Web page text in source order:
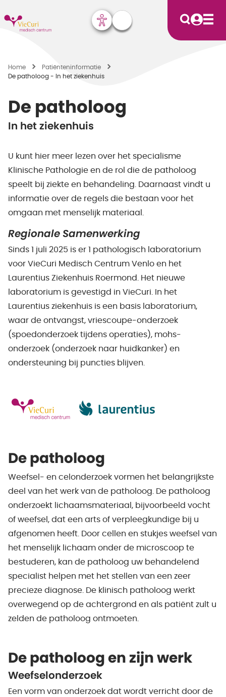
Home
Patiënten­informatie
De patholoog - In het ziekenhuis
De patholoog
In het ziekenhuis
U kunt hier meer lezen over het specialisme
Klinische Pathologie en de rol die de patholoog
speelt bij ziekte en behandeling. Daarnaast vindt u
informatie over de regels die bestaan voor het
omgaan met menselijk materiaal.
Regionale Samenwerking
Sinds 1 juli 2025 is er 1 pathologisch laboratorium
voor VieCuri Medisch Centrum Venlo en het
Laurentius Ziekenhuis Roermond. Het nieuwe
laboratorium is gevestigd in VieCuri. In het
Laurentius ziekenhuis is een basis laboratorium,
waar de ontvangst, vriescoupe-onderzoek
(spoedonderzoek tijdens operaties), mohs-
onderzoek (onderzoek naar huidkanker) en
ondersteuning bij puncties blijven.
De patholoog
Weefsel- en celonderzoek vormen het belangrijkste
deel van het werk van de patholoog. De patholoog
onderzoekt lichaamsmateriaal, bijvoorbeeld vocht
of weefsel, dat een arts of verpleegkundige bij u
afgenomen heeft. Door cellen en stukjes weefsel van
het menselijk lichaam onder de microscoop te
bestuderen, kan de patholoog uw behandelend
specialist helpen met het stellen van een zeer
precieze diagnose. De klinisch patholoog werkt
overwegend op de achtergrond en als patiënt zult u
zelden de patholoog ontmoeten.
De patholoog en zijn werk
Weefselonderzoek
Een vorm van onderzoek dat wordt verricht door de